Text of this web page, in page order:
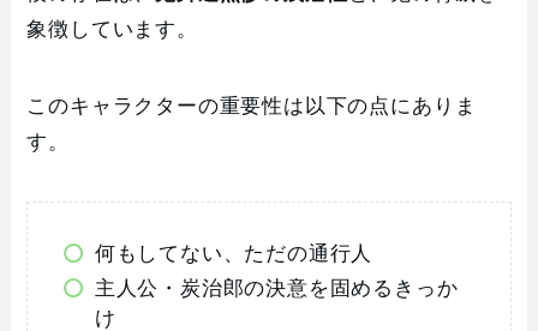
象徴しています。
このキャラクターの重要性は以下の点にありま
す。
何もしてない、ただの通行人
主人公・炭治郎の決意を固めるきっか
け